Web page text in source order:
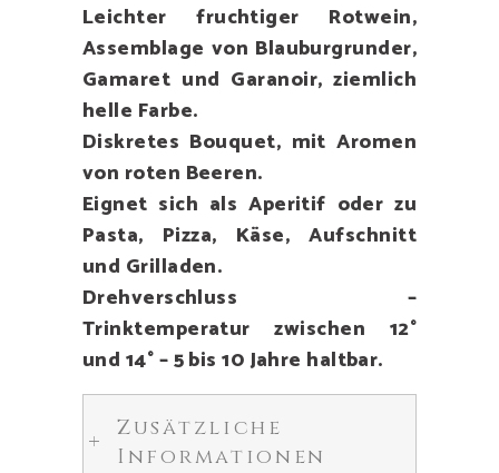
Leichter fruchtiger Rotwein,
Assemblage von Blauburgrunder,
Gamaret und Garanoir, ziemlich
helle Farbe.
Diskretes Bouquet, mit Aromen
von roten Beeren.
Eignet sich als Aperitif oder zu
Pasta, Pizza, Käse, Aufschnitt
und Grilladen.
Drehverschluss –
Trinktemperatur zwischen 12°
und 14° – 5 bis 10 Jahre haltbar.
Zusätzliche
Informationen